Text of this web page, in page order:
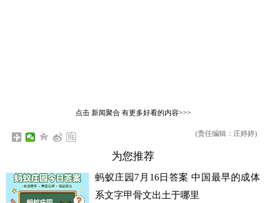
点击 新闻聚合有更多好看的内容>>>
(责任编辑：庄婷婷)
为您推荐
蚂蚁庄园7月16日答案 中国最早的成体
系文字甲骨文出土于哪里